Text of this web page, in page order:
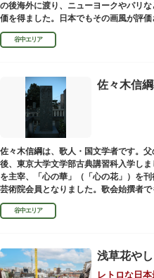
の後海外に渡り、ニューヨークやパリ
価を得ました。日本でもその画風が評
となりました。お墓は谷中霊園にありま
谷中エリア
佐々木信
佐々木信綱は、歌人・国文学者です。
後、東京大学文学部古典講習科入学し
を主宰、「心の華」（「心の花」）を
芸術院会員となりました。歌会始撰者
導しました。そのお墓は谷中霊園にあり
谷中エリア
浅草花や
レトロな日